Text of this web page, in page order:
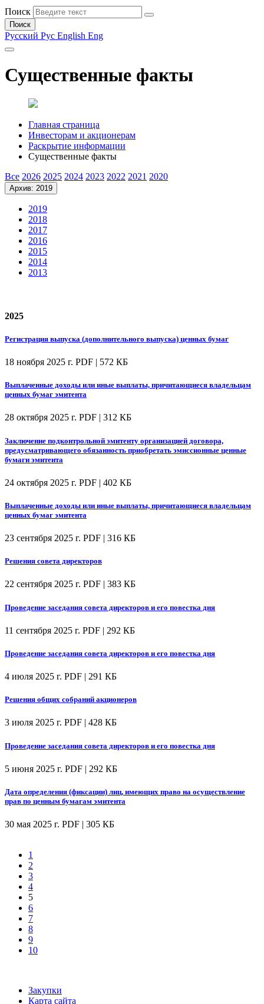
Поиск
Поиск
Русский Рус English Eng
Существенные факты
Главная страница
Инвесторам и акционерам
Раскрытие информации
Существенные факты
Все 2026 2025 2024 2023 2022 2021 2020
Архив: 2019
2019
2018
2017
2016
2015
2014
2013
2025
Регистрация выпуска (дополнительного выпуска) ценных бумаг
18 ноября 2025 г. PDF | 572 КБ
Выплаченные доходы или иные выплаты, причитающиеся владельцам
ценных бумаг эмитента
28 октября 2025 г. PDF | 312 КБ
Заключение подконтрольной эмитенту организацией договора,
предусматривающего обязанность приобретать эмиссионные ценные
бумаги эмитента
24 октября 2025 г. PDF | 402 КБ
Выплаченные доходы или иные выплаты, причитающиеся владельцам
ценных бумаг эмитента
23 сентября 2025 г. PDF | 316 КБ
Решения совета директоров
22 сентября 2025 г. PDF | 383 КБ
Проведение заседания совета директоров и его повестка дня
11 сентября 2025 г. PDF | 292 КБ
Проведение заседания совета директоров и его повестка дня
4 июля 2025 г. PDF | 291 КБ
Решения общих собраний акционеров
3 июля 2025 г. PDF | 428 КБ
Проведение заседания совета директоров и его повестка дня
5 июня 2025 г. PDF | 292 КБ
Дата определения (фиксации) лиц, имеющих право на осуществление
прав по ценным бумагам эмитента
30 мая 2025 г. PDF | 305 КБ
1
2
3
4
5
6
7
8
9
10
Закупки
Карта сайта